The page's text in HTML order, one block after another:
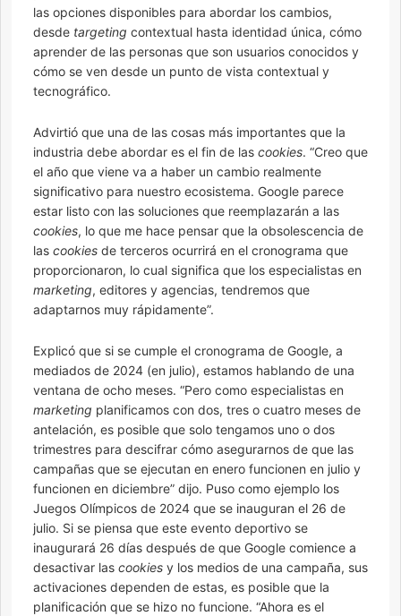
las opciones disponibles para abordar los cambios,
desde targeting contextual hasta identidad única, cómo
aprender de las personas que son usuarios conocidos y
cómo se ven desde un punto de vista contextual y
tecnográfico.
Advirtió que una de las cosas más importantes que la
industria debe abordar es el fin de las cookies. “Creo que
el año que viene va a haber un cambio realmente
significativo para nuestro ecosistema. Google parece
estar listo con las soluciones que reemplazarán a las
cookies, lo que me hace pensar que la obsolescencia de
las cookies de terceros ocurrirá en el cronograma que
proporcionaron, lo cual significa que los especialistas en
marketing, editores y agencias, tendremos que
adaptarnos muy rápidamente”.
Explicó que si se cumple el cronograma de Google, a
mediados de 2024 (en julio), estamos hablando de una
ventana de ocho meses. “Pero como especialistas en
marketing planificamos con dos, tres o cuatro meses de
antelación, es posible que solo tengamos uno o dos
trimestres para descifrar cómo asegurarnos de que las
campañas que se ejecutan en enero funcionen en julio y
funcionen en diciembre” dijo. Puso como ejemplo los
Juegos Olímpicos de 2024 que se inauguran el 26 de
julio. Si se piensa que este evento deportivo se
inaugurará 26 días después de que Google comience a
desactivar las cookies y los medios de una campaña, sus
activaciones dependen de estas, es posible que la
planificación que se hizo no funcione. “Ahora es el